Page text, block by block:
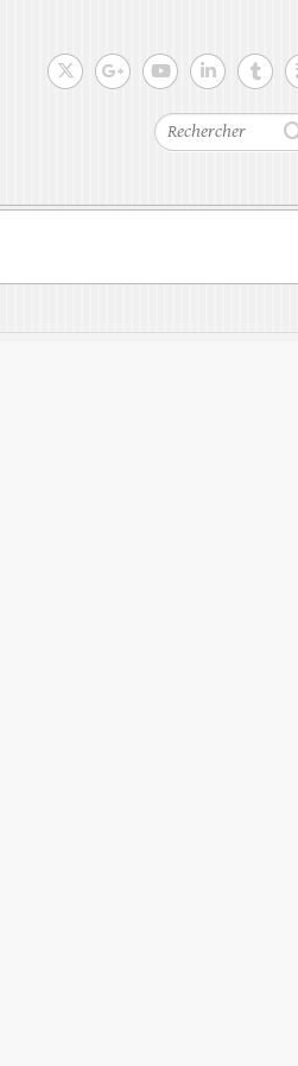
Rechercher